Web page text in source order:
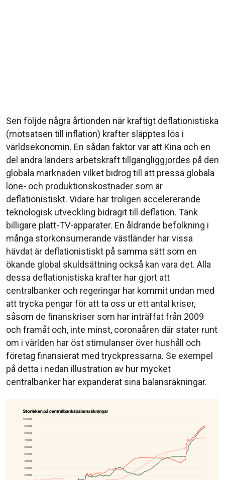
Sen följde några årtionden när kraftigt deflationistiska
(motsatsen till inflation) krafter släpptes lös i
världsekonomin. En sådan faktor var att Kina och en
del andra länders arbetskraft tillgängliggjordes på den
globala marknaden vilket bidrog till att pressa globala
löne- och produktionskostnader som är
deflationistiskt. Vidare har troligen accelererande
teknologisk utveckling bidragit till deflation. Tänk
billigare platt-TV-apparater. En åldrande befolkning i
många storkonsumerande västländer har vissa
hävdat är deflationistiskt på samma sätt som en
ökande global skuldsättning också kan vara det. Alla
dessa deflationistiska krafter har gjort att
centralbanker och regeringar har kommit undan med
att trycka pengar för att ta oss ur ett antal kriser,
såsom de finanskriser som har inträffat från 2009
och framåt och, inte minst, coronaåren där stater runt
om i världen har öst stimulanser över hushåll och
företag finansierat med tryckpressarna. Se exempel
på detta i nedan illustration av hur mycket
centralbanker har expanderat sina balansräkningar.